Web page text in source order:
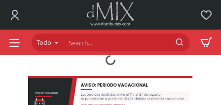
dMIX
Online
Todo
Search...